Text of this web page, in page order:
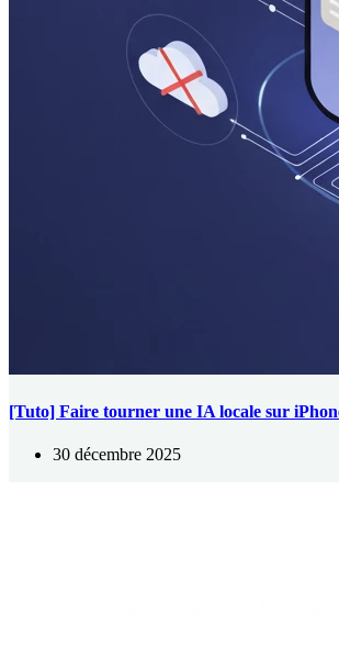
[Tuto] Faire tourner une IA locale sur
30 décembre 2025